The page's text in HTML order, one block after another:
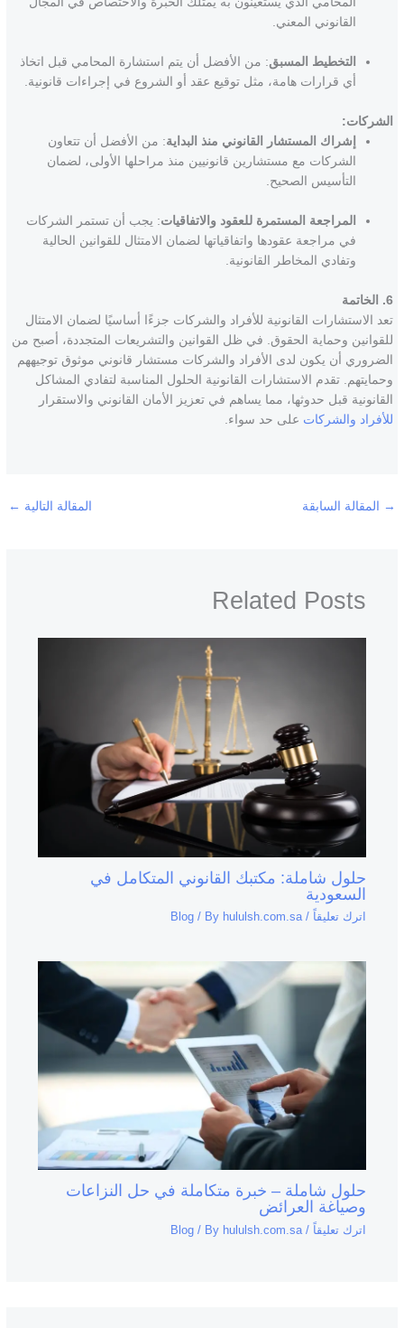
القانوني المعني.
التخطيط المسبق: من الأفضل أن يتم استشارة المحامي قبل اتخاذ
أي قرارات هامة، مثل توقيع عقد أو الشروع في إجراءات قانونية.
الشركات:
إشراك المستشار القانوني منذ البداية: من الأفضل أن تتعاون
الشركات مع مستشارين قانونيين منذ مراحلها الأولى، لضمان
التأسيس الصحيح.
المراجعة المستمرة للعقود والاتفاقيات: يجب أن تستمر الشركات
في مراجعة عقودها واتفاقياتها لضمان الامتثال للقوانين الحالية
وتفادي المخاطر القانونية.
6. الخاتمة
تعد الاستشارات القانونية للأفراد والشركات جزءًا أساسيًا لضمان الامتثال
للقوانين وحماية الحقوق. في ظل القوانين والتشريعات المتجددة، أصبح من
الضروري أن يكون لدى الأفراد والشركات مستشار قانوني موثوق توجيههم
وحمايتهم. تقدم الاستشارات القانونية الحلول المناسبة لتفادي المشاكل
القانونية قبل حدوثها، مما يساهم في تعزيز الأمان القانوني والاستقرار
للأفراد والشركات على حد سواء.
→ المقالة السابقة المقالة التالية ←
Related Posts
حلول شاملة: مكتبك القانوني المتكامل في
السعودية
اترك تعليقاً /
Blog / By hululsh.com.sa
حلول شاملة – خبرة متكاملة في حل النزاعات
وصياغة العرائض
اترك تعليقاً /
Blog / By hululsh.com.sa